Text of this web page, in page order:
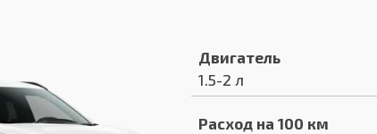
Двигатель
1.5-2 л
Расход на 100 км